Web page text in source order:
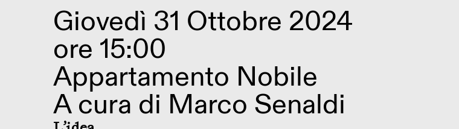
Giovedì 31 Ottobre 2024
ore 15:00
Appartamento Nobile
A cura di Marco Senaldi